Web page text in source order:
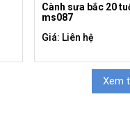
Cành sưa bắc 20
ms087
Giá: Liên hệ
Xem